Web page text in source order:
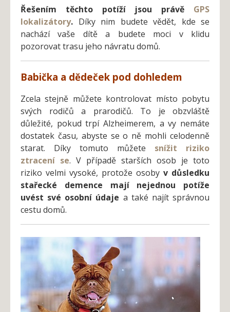
Řešením těchto potíží jsou právě GPS
lokalizátory. Díky nim budete vědět, kde se
nachází vaše dítě a budete moci v klidu
pozorovat trasu jeho návratu domů.
Babička a dědeček pod dohledem
Zcela stejně můžete kontrolovat místo pobytu
svých rodičů a prarodičů. To je obzvláště
důležité, pokud trpí Alzheimerem, a vy nemáte
dostatek času, abyste se o ně mohli celodenně
starat. Díky tomuto můžete snížit riziko
ztracení se. V případě starších osob je toto
riziko velmi vysoké, protože osoby v důsledku
stařecké demence mají nejednou potíže
uvést své osobní údaje a také najít správnou
cestu domů.